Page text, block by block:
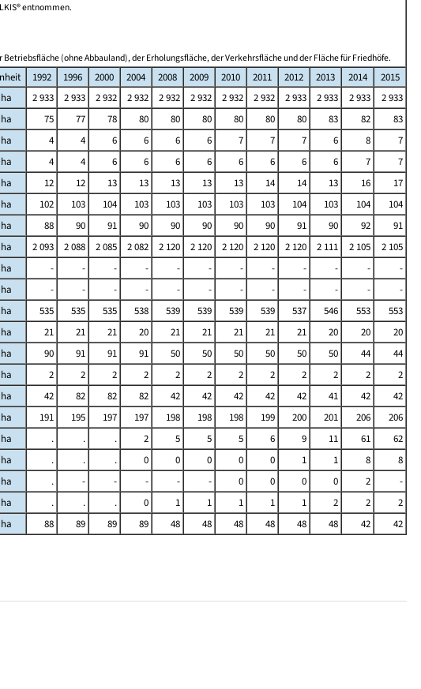
entnommen.
(ohne Abbauland), der Erholungsfläche, der Verkehrsfläche und der Fläche für Friedhöfe.
1992 1996 2000 2004 2008 2009 2010 2011 2012 2013 2014
2015
ha 2 933 2 933 2 932 2 932 2 932 2 932 2 932 2 932 2 933 2 933 2 933
2 933
ha 75 77 78 80 80 80 80 80 80 83 82
83
ha 4 4 6 6 6 6 7 7 7 6 8
7
ha 4 4 6 6 6 6 6 6 6 6 7
7
ha 12 12 13 13 13 13 13 14 14 13 16
17
ha 102 103 104 103 103 103 103 103 104 103 104
104
ha 88 90 91 90 90 90 90 90 91 90 92
91
ha 2 093 2 088 2 085 2 082 2 120 2 120 2 120 2 120 2 120 2 111 2 105
2 105
ha - - - - - - - - - - -
-
ha - - - - - - - - - - -
-
ha 535 535 535 538 539 539 539 539 537 546 553
553
ha 21 21 21 20 21 21 21 21 21 20 20
20
ha 90 91 91 91 50 50 50 50 50 50 44
44
ha 2 2 2 2 2 2 2 2 2 2 2
2
ha 42 82 82 82 42 42 42 42 42 41 42
42
ha 191 195 197 197 198 198 198 199 200 201 206
206
ha . . . 2 5 5 5 6 9 11 61
62
ha . . . 0 0 0 0 0 1 1 8
8
ha . - - - - - 0 0 0 0 2
-
ha . . . 0 1 1 1 1 1 2 2
2
ha 88 89 89 89 48 48 48 48 48 48 42 42